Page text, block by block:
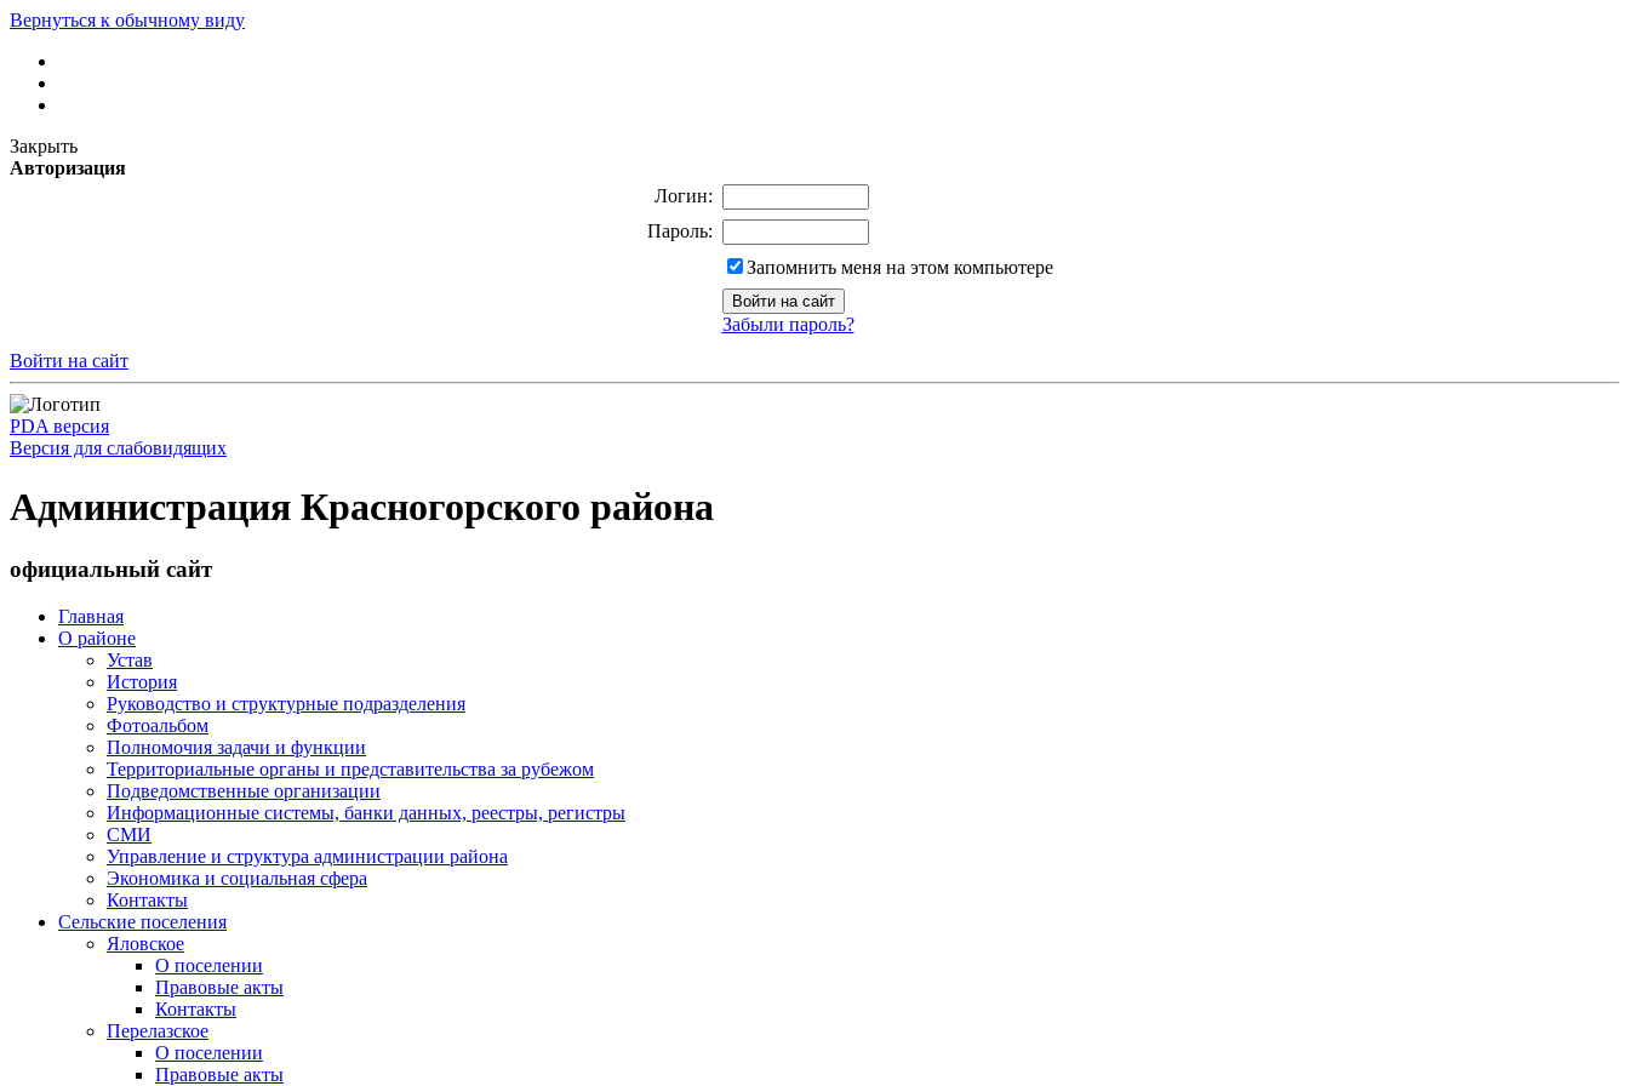
Вернуться к обычному виду
Закрыть
Авторизация
Логин:
Пароль:
Запомнить меня на этом компьютере
Забыли пароль?
Войти на сайт
PDA версия
Версия для слабовидящих
Администрация Красногорского района
официальный сайт
Главная
О районе
Устав
История
Руководство и структурные подразделения
Фотоальбом
Полномочия задачи и функции
Территориальные органы и представительства за рубежом
Подведомственные организации
Информационные системы, банки данных, реестры, регистры
СМИ
Управление и структура администрации района
Экономика и социальная сфера
Контакты
Сельские поселения
Яловское
О поселении
Правовые акты
Контакты
Перелазское
О поселении
Правовые акты